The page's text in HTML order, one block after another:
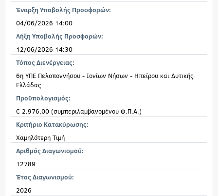
Έναρξη Υποβολής Προσφορών:
04/06/2026 14:00
Λήξη Υποβολής Προσφορών:
12/06/2026 14:30
Τόπος Διενέργειας:
6η ΥΠΕ Πελοποννήσου - Ιονίων Νήσων - Ηπείρου και Δυτικής
Ελλάδας
Προϋπολογισμός:
€ 2.976,00 (συμπεριλαμβανομένου Φ.Π.Α.)
Κριτήριο Κατακύρωσης:
Χαμηλότερη Τιμή
Αριθμός Διαγωνισμού:
12789
Έτος Διαγωνισμού:
2026